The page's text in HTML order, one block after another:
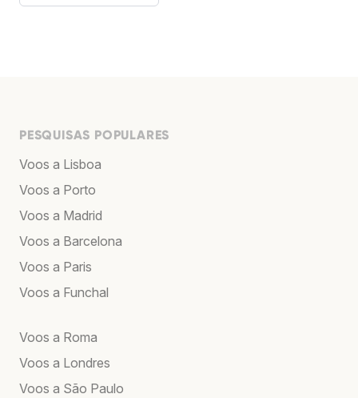
PESQUISAS POPULARES
Voos a Lisboa
Voos a Porto
Voos a Madrid
Voos a Barcelona
Voos a Paris
Voos a Funchal
Voos a Roma
Voos a Londres
Voos a São Paulo